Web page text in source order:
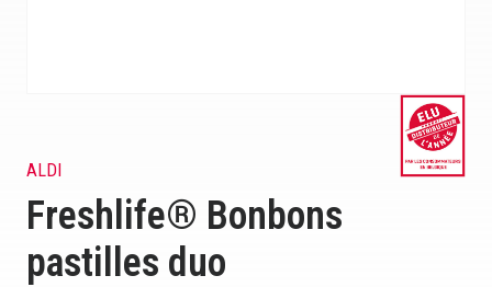
ALDI
Freshlife® Bonbons
pastilles duo